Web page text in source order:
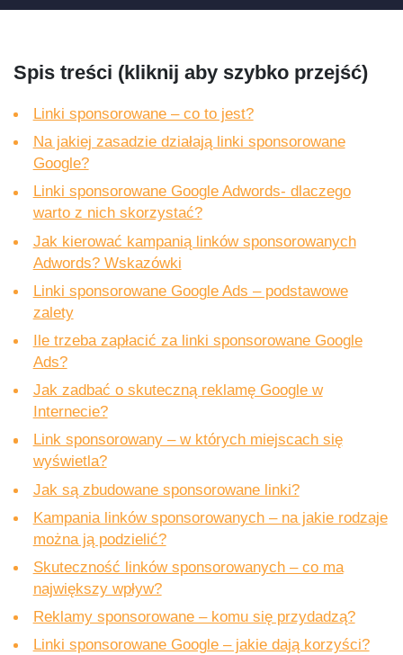
Spis treści (kliknij aby szybko przejść)
Linki sponsorowane – co to jest?
Na jakiej zasadzie działają linki sponsorowane
Google?
Linki sponsorowane Google Adwords- dlaczego
warto z nich skorzystać?
Jak kierować kampanią linków sponsorowanych
Adwords? Wskazówki
Linki sponsorowane Google Ads – podstawowe
zalety
Ile trzeba zapłacić za linki sponsorowane Google
Ads?
Jak zadbać o skuteczną reklamę Google w
Internecie?
Link sponsorowany – w których miejscach się
wyświetla?
Jak są zbudowane sponsorowane linki?
Kampania linków sponsorowanych – na jakie rodzaje
można ją podzielić?
Skuteczność linków sponsorowanych – co ma
największy wpływ?
Reklamy sponsorowane – komu się przydadzą?
Linki sponsorowane Google – jakie dają korzyści?